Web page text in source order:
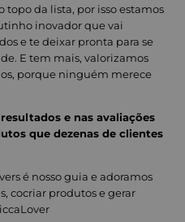
topo da lista, por isso estamos
inovador que vai
e te deixar pronta para se
E tem mais, valorizamos
porque ninguém merece
e nas avaliações
que dezenas de clientes
é nosso guia e adoramos
cocriar produtos e gerar